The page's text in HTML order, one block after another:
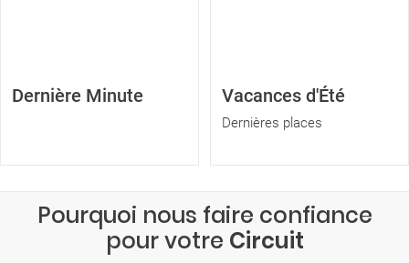
Dernière Minute Vacances d'Été
Dernières places
Pourquoi nous faire confiance
pour votre Circuit